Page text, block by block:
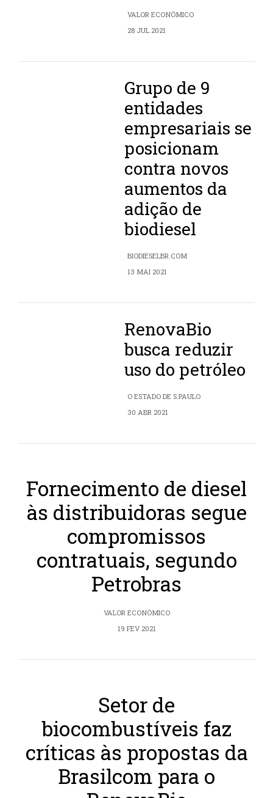
VALOR ECONÔMICO
28 JUL 2021
Grupo de 9
entidades
empresariais se
posicionam
contra novos
aumentos da
adição de
biodiesel
BIODIESELBR.COM
13 MAI 2021
RenovaBio
busca reduzir
uso do petróleo
O ESTADO DE S.PAULO
30 ABR 2021
Fornecimento de diesel
às distribuidoras segue
compromissos
contratuais, segundo
Petrobras
VALOR ECONÔMICO
19 FEV 2021
Setor de
biocombustíveis faz
críticas às propostas da
Brasilcom para o